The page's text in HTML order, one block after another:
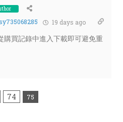
19 days ago
購買記錄中進入下載即可避免重
74 75